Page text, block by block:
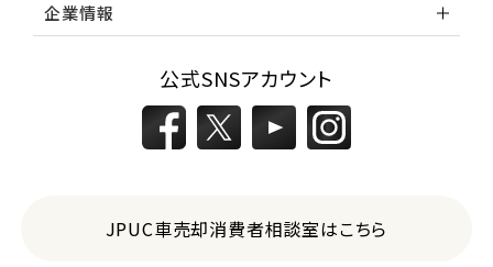
企業情報
公式SNSアカウント
JPUC車売却消費者相談室はこちら